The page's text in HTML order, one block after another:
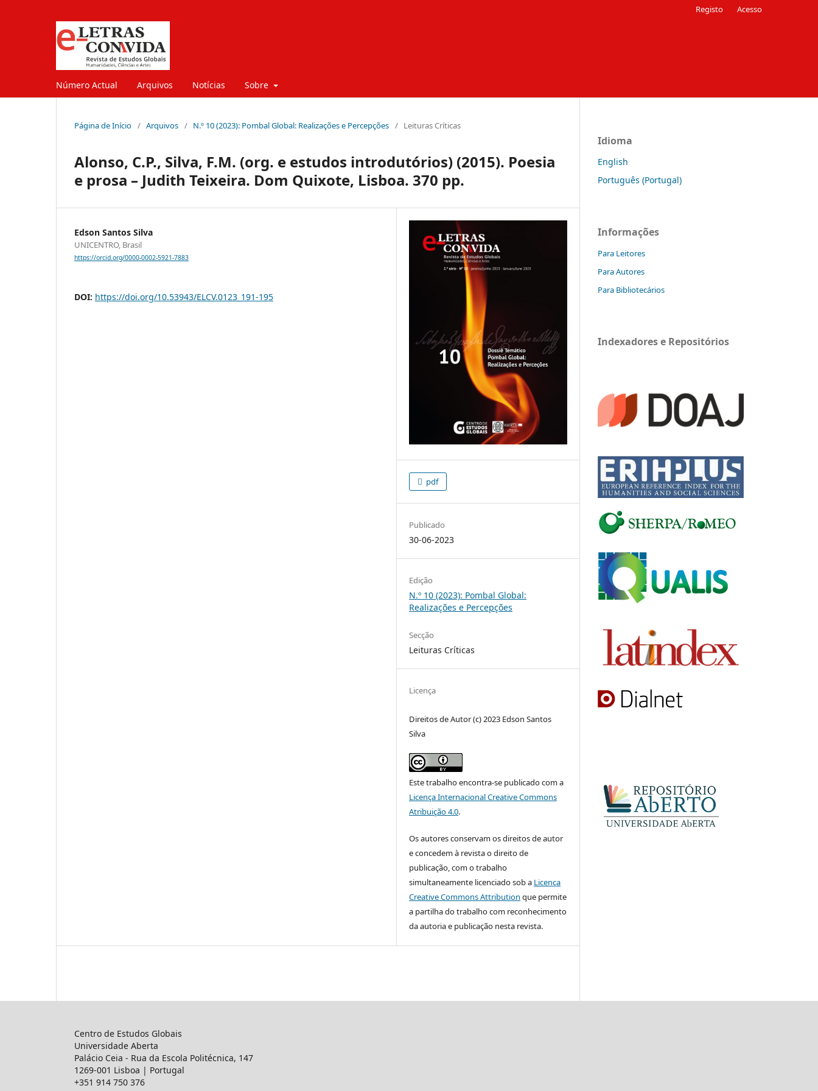
Número Actual Arquivos Notícias Sobre
Registo Acesso
Página de Início / Arquivos / N.º 10 (2023): Pombal Global: Realizações e Percepções / Leituras Críticas
Alonso, C.P., Silva, F.M. (org. e estudos introdutórios) (2015). Poesia
e prosa – Judith Teixeira. Dom Quixote, Lisboa. 370 pp.
Edson Santos Silva
UNICENTRO, Brasil
https://orcid.org/0000-0002-5921-7883
DOI: https://doi.org/10.53943/ELCV.0123_191-195
pdf
Publicado
30-06-2023
Edição
N.º 10 (2023): Pombal Global:
Realizações e Percepções
Secção
Leituras Críticas
Licença
Direitos de Autor (c) 2023 Edson Santos
Silva
Este trabalho encontra-se publicado com a
Licença Internacional Creative Commons
Atribuição 4.0.
Os autores conservam os direitos de autor
e concedem à revista o direito de
publicação, com o trabalho
simultaneamente licenciado sob a Licença
Creative Commons Attribution que permite
a partilha do trabalho com reconhecimento
da autoria e publicação nesta revista.
Idioma
English
Português (Portugal)
Informações
Para Leitores
Para Autores
Para Bibliotecários
Indexadores e Repositórios
Centro de Estudos Globais
Universidade Aberta
Palácio Ceia - Rua da Escola Politécnica, 147
1269-001 Lisboa | Portugal
+351 914 750 376